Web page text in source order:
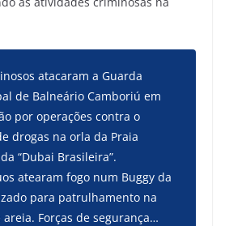
atacaram a Guarda
de Balneário Camboriú em
por operações contra o
drogas na orla da Praia
“Dubai Brasileira”.
atearam fogo num Buggy da
para patrulhamento na
areia. Forças de segurança…